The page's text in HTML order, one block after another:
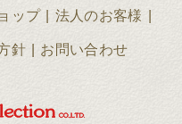
ップ 法人のお客様
針 お問い合わせ